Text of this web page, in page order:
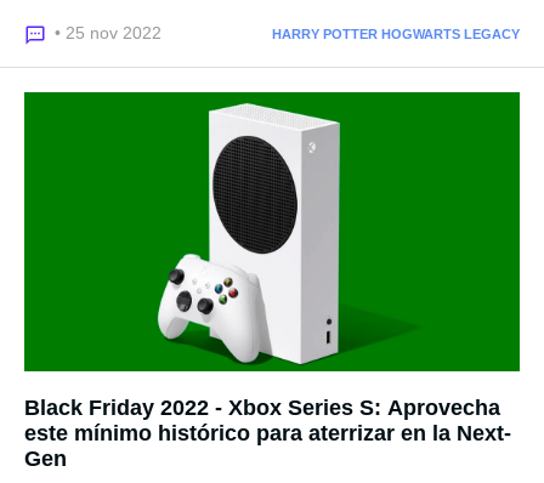
• 25 nov 2022 HARRY POTTER HOGWARTS LEGACY
Black Friday 2022 - Xbox Series S: Aprovecha
este mínimo histórico para aterrizar en la Next-
Gen